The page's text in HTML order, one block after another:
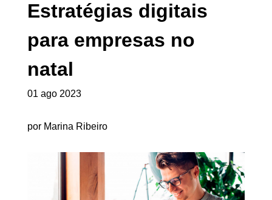
Estratégias digitais
para empresas no
natal
01 ago 2023
por Marina Ribeiro